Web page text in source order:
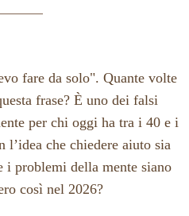
fare da solo". Quante volte
frase? È uno dei falsi
per chi oggi ha tra i 40 e i
che chiedere aiuto sia
i problemi della mente siano
così nel 2026?